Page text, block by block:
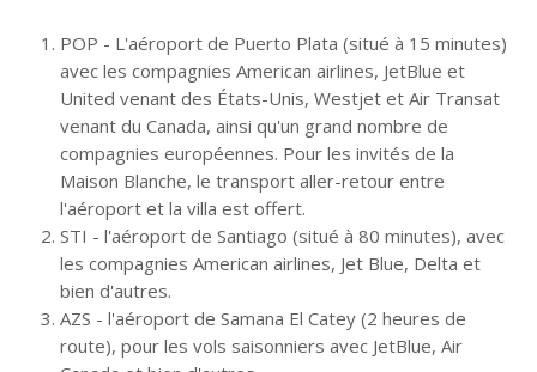
POP - L'aéroport de Puerto Plata (situé à 15 minutes)
avec les compagnies American airlines, JetBlue et
United venant des États-Unis, Westjet et Air Transat
venant du Canada, ainsi qu'un grand nombre de
compagnies européennes. Pour les invités de la
Maison Blanche, le transport aller-retour entre
l'aéroport et la villa est offert.
STI - l'aéroport de Santiago (situé à 80 minutes), avec
les compagnies American airlines, Jet Blue, Delta et
bien d'autres.
AZS - l'aéroport de Samana El Catey (2 heures de
route), pour les vols saisonniers avec JetBlue, Air